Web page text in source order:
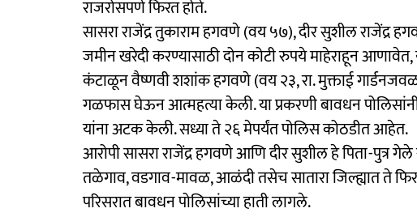
राजरोसपणे फिरत होते.
सासरा राजेंद्र तुकाराम हगवणे (वय ५७), दीर सुशील
जमीन खरेदी करण्यासाठी दोन कोटी रुपये माहेराहून
कंटाळून वैष्णवी शशांक हगवणे (वय २३, रा. मुक्ताई
गळफास घेऊन आत्महत्या केली. या प्रकरणी बावधन
यांना अटक केली. सध्या ते २६ मेपर्यंत पोलिस कोठडीत आहेत.
आरोपी सासरा राजेंद्र हगवणे आणि दीर सुशील हे पिता-पुत्र
तळेगाव, वडगाव-मावळ, आळंदी तसेच सातारा जिल्ह्यात ते
परिसरात बावधन पोलिसांच्या हाती लागले.